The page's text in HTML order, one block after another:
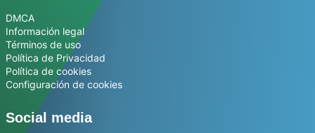
DMCA
Información legal
Términos de uso
Política de Privacidad
Política de cookies
Configuración de cookies
Social media